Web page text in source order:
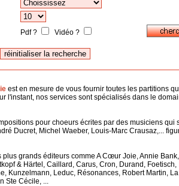
Pdf ? Vidéo ?
est en mesure de vous fournir toutes les partitions
l'instant, nos services sont spécialisés dans le
pour choeurs écrites par des musiciens qui
Ducret, Michel Waeber, Louis-Marc Crausaz,...
plus grands éditeurs comme A Cœur Joie, Annie Bank,
& Härtel, Caillard, Carus, Cron, Durand, Foetisch,
Kunzelmann, Leduc, Résonances, Robert Martin,
Ste Cécile, ...